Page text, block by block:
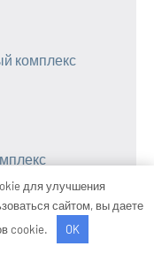
комплекс
для улучшения
сайтом, вы даете
cookie.
OK